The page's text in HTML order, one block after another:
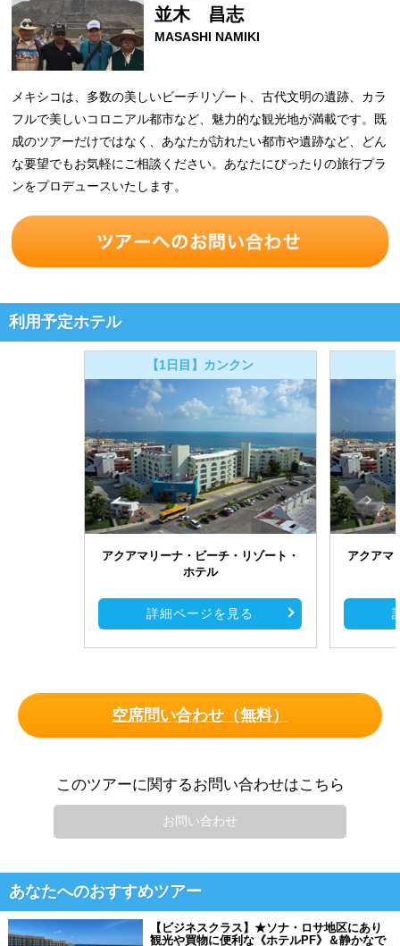
並木 昌志
MASASHI NAMIKI
メキシコは、多数の美しいビーチリゾート、古代文明の遺跡、カラ
フルで美しいコロニアル都市など、魅力的な観光地が満載です。既
成のツアーだけではなく、あなたが訪れたい都市や遺跡など、どん
な要望でもお気軽にご相談ください。あなたにぴったりの旅行プラ
ンをプロデュースいたします。
利用予定ホテル
【1日目】カンクン
アクアマリーナ・ビーチ・リゾート・
ホテル
詳細ページを見る
アクアマ
空席問い合わせ（無料）
このツアーに関するお問い合わせはこちら
お問い合わせ
あなたへのおすすめツアー
【ビジネスクラス】★ソナ・ロサ地区にあり
観光や買物に便利な《ホテルPF》＆静かなで